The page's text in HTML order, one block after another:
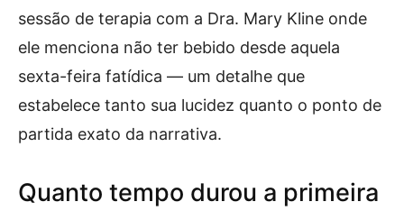
sessão de terapia com a Dra. Mary Kline onde
ele menciona não ter bebido desde aquela
sexta-feira fatídica — um detalhe que
estabelece tanto sua lucidez quanto o ponto de
partida exato da narrativa.
Quanto tempo durou a primeira